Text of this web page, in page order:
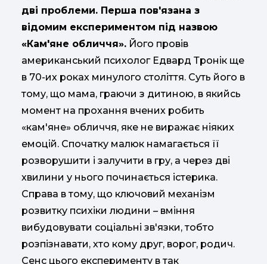
дві проблеми. Перша пов'язана з
відомим експериментом під назвою
«Кам'яне обличчя». Його провів
американський психолог Едвард Тронік ще
в 70-их роках минулого століття. Суть його в
тому, що мама, граючи з дитиною, в якийсь
момент на прохання вчених робить
«кам'яне» обличчя, яке не виражає ніяких
емоцій. Спочатку малюк намагається її
розворушити і залучити в гру, а через дві
хвилини у нього починається істерика.
Справа в тому, що ключовий механізм
розвитку психіки людини – вміння
вибудовувати соціальні зв'язки, тобто
розпізнавати, хто кому друг, ворог, родич.
Сенс цього експерименту в так